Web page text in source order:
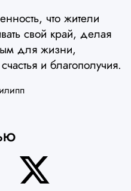
что жители
свой край, делая
для жизни,
и благополучия.